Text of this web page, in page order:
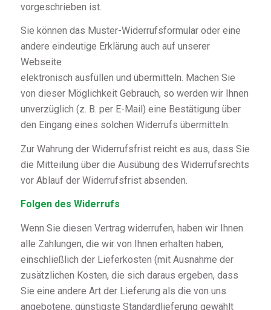
vorgeschrieben ist.
Sie können das Muster-Widerrufsformular oder eine
andere eindeutige Erklärung auch auf unserer
Webseite
elektronisch ausfüllen und übermitteln. Machen Sie
von dieser Möglichkeit Gebrauch, so werden wir Ihnen
unverzüglich (z. B. per E-Mail) eine Bestätigung über
den Eingang eines solchen Widerrufs übermitteln.
Zur Wahrung der Widerrufsfrist reicht es aus, dass Sie
die Mitteilung über die Ausübung des Widerrufsrechts
vor Ablauf der Widerrufsfrist absenden.
Folgen des Widerrufs
Wenn Sie diesen Vertrag widerrufen, haben wir Ihnen
alle Zahlungen, die wir von Ihnen erhalten haben,
einschließlich der Lieferkosten (mit Ausnahme der
zusätzlichen Kosten, die sich daraus ergeben, dass
Sie eine andere Art der Lieferung als die von uns
angebotene, günstigste Standardlieferung gewählt